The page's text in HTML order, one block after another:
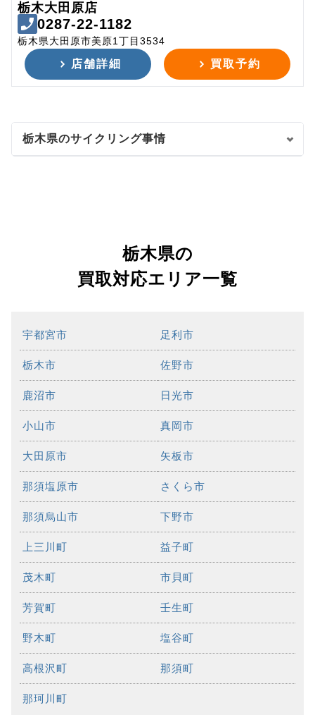
栃木大田原店
0287-22-1182
栃木県大田原市美原1丁目3534
店舗詳細 買取予約
栃木県のサイクリング事情
栃木県の
買取対応エリア一覧
宇都宮市 足利市
栃木市 佐野市
鹿沼市 日光市
小山市 真岡市
大田原市 矢板市
那須塩原市 さくら市
那須烏山市 下野市
上三川町 益子町
茂木町 市貝町
芳賀町 壬生町
野木町 塩谷町
高根沢町 那須町
那珂川町